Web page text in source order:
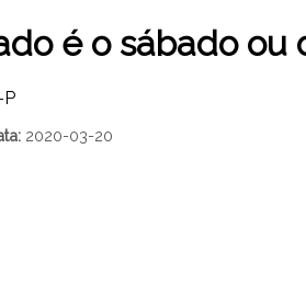
é o sábado ou
2020-03-20